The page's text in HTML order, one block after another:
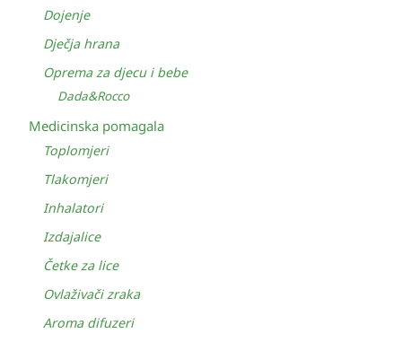
Dojenje
Dječja hrana
Oprema za djecu i bebe
Dada&Rocco
Medicinska pomagala
Toplomjeri
Tlakomjeri
Inhalatori
Izdajalice
Četke za lice
Ovlaživači zraka
Aroma difuzeri